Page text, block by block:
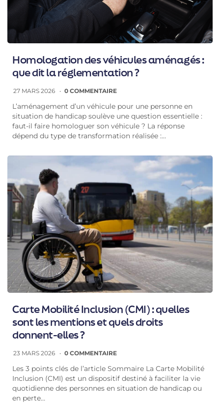
Homologation des véhicules aménagés :
que dit la réglementation ?
27 MARS 2026 0 COMMENTAIRE
L’aménagement d’un véhicule pour une personne en
situation de handicap soulève une question essentielle :
faut-il faire homologuer son véhicule ? La réponse
dépend du type de transformation réalisée :…
Carte Mobilité Inclusion (CMI) : quelles
sont les mentions et quels droits
donnent-elles ?
23 MARS 2026 0 COMMENTAIRE
Les 3 points clés de l’article Sommaire La Carte Mobilité
Inclusion (CMI) est un dispositif destiné à faciliter la vie
quotidienne des personnes en situation de handicap ou
en perte…